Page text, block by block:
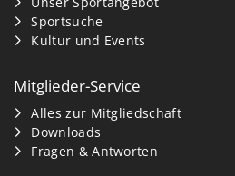
Sportsuche
Kultur und Events
Mitglieder-Service
Alles zur Mitgliedschaft
Downloads
Fragen & Antworten